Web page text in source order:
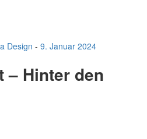
Design - 9. Januar 2024
– Hinter den